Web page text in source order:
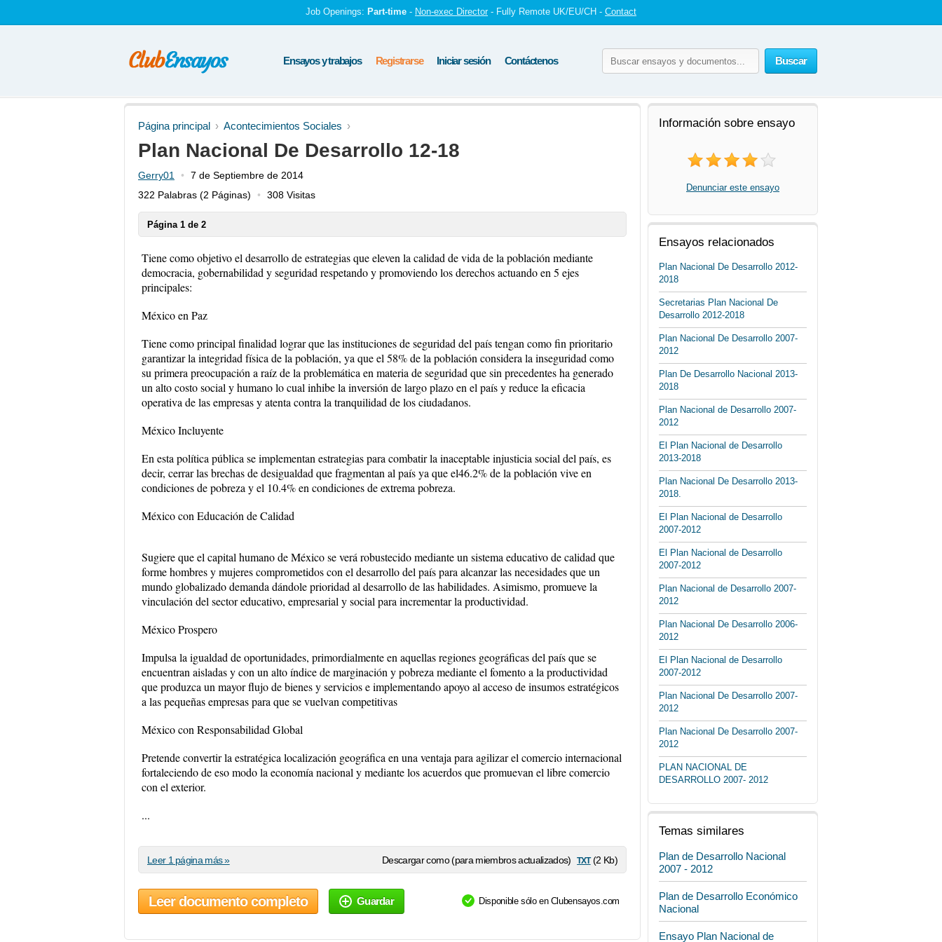
Job Openings: Part-time - Non-exec Director - Fully Remote UK/EU/CH - Contact
Buscar
Ensayos y trabajos Registrarse Iniciar sesión Contáctenos
Página principal Acontecimientos Sociales
Plan Nacional De Desarrollo 12-18
Gerry01
7 de Septiembre de 2014
322 Palabras (2 Páginas) 308 Visitas
Página 1 de 2
Tiene como objetivo el desarrollo de estrategias que eleven la calidad de vida de la población mediante
democracia, gobernabilidad y seguridad respetando y promoviendo los derechos actuando en 5 ejes
principales:
México en Paz
Tiene como principal finalidad lograr que las instituciones de seguridad del país tengan como fin prioritario
garantizar la integridad física de la población, ya que el 58% de la población considera la inseguridad como
su primera preocupación a raíz de la problemática en materia de seguridad que sin precedentes ha generado
un alto costo social y humano lo cual inhibe la inversión de largo plazo en el país y reduce la eficacia
operativa de las empresas y atenta contra la tranquilidad de los ciudadanos.
México Incluyente
En esta política pública se implementan estrategias para combatir la inaceptable injusticia social del país, es
decir, cerrar las brechas de desigualdad que fragmentan al país ya que el46.2% de la población vive en
condiciones de pobreza y el 10.4% en condiciones de extrema pobreza.
México con Educación de Calidad
Sugiere que el capital humano de México se verá robustecido mediante un sistema educativo de calidad que
forme hombres y mujeres comprometidos con el desarrollo del país para alcanzar las necesidades que un
mundo globalizado demanda dándole prioridad al desarrollo de las habilidades. Asimismo, promueve la
vinculación del sector educativo, empresarial y social para incrementar la productividad.
México Prospero
Impulsa la igualdad de oportunidades, primordialmente en aquellas regiones geográficas del país que se
encuentran aisladas y con un alto índice de marginación y pobreza mediante el fomento a la productividad
que produzca un mayor flujo de bienes y servicios e implementando apoyo al acceso de insumos estratégicos
a las pequeñas empresas para que se vuelvan competitivas
México con Responsabilidad Global
Pretende convertir la estratégica localización geográfica en una ventaja para agilizar el comercio internacional
fortaleciendo de eso modo la economía nacional y mediante los acuerdos que promuevan el libre comercio
con el exterior.
...
Descargar como (para miembros actualizados) txt(2 Kb)
Leer 1 página más »
Leer documento completo Guardar Disponible sólo en Clubensayos.com
Información sobre ensayo
Denunciar este ensayo
Ensayos relacionados
Plan Nacional De Desarrollo 2012-
2018
Secretarias Plan Nacional De
Desarrollo 2012-2018
Plan Nacional De Desarrollo 2007-
2012
Plan De Desarrollo Nacional 2013-
2018
Plan Nacional de Desarrollo 2007-
2012
El Plan Nacional de Desarrollo
2013-2018
Plan Nacional De Desarrollo 2013-
2018.
El Plan Nacional de Desarrollo
2007-2012
El Plan Nacional de Desarrollo
2007-2012
Plan Nacional de Desarrollo 2007-
2012
Plan Nacional De Desarrollo 2006-
2012
El Plan Nacional de Desarrollo
2007-2012
Plan Nacional De Desarrollo 2007-
2012
Plan Nacional De Desarrollo 2007-
2012
PLAN NACIONAL DE
DESARROLLO 2007- 2012
Temas similares
Plan de Desarrollo Nacional
2007 - 2012
Plan de Desarrollo Económico
Nacional
Ensayo Plan Nacional de